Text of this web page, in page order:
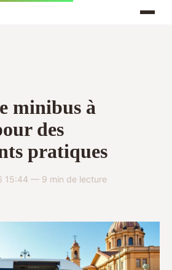
minibus à
des
pratiques
15:44 — 9 min de lecture